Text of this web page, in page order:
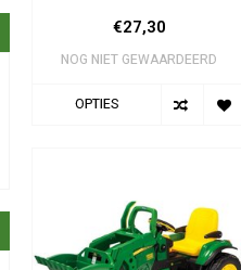
€27,30
NOG NIET GEWAARDEERD
OPTIES